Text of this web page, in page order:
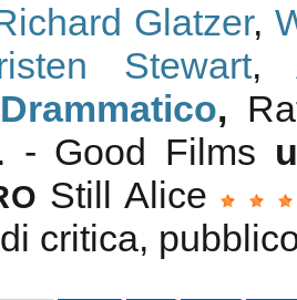
Glatzer,
Stewart,
Drammatico,
. - Good Films
Still Alice
critica,